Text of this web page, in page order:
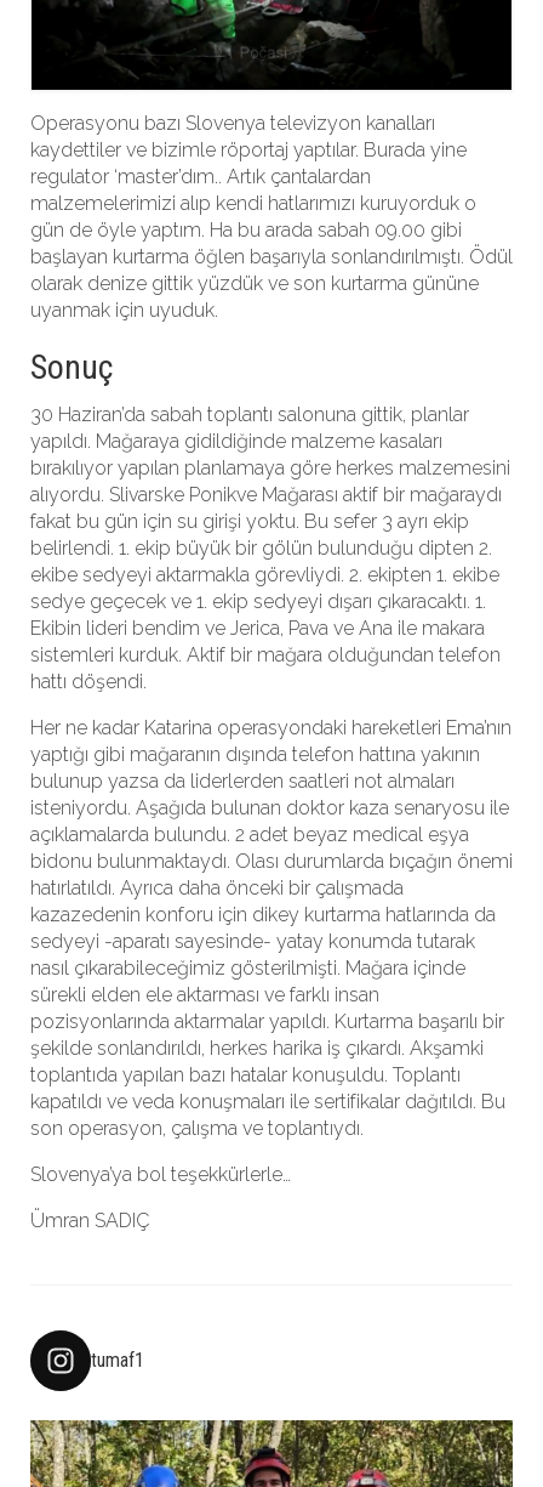
Operasyonu bazı Slovenya televizyon kanalları
kaydettiler ve bizimle röportaj yaptılar. Burada yine
regulator ‘master’dım.. Artık çantalardan
malzemelerimizi alıp kendi hatlarımızı kuruyorduk o
gün de öyle yaptım. Ha bu arada sabah 09.00 gibi
başlayan kurtarma öğlen başarıyla sonlandırılmıştı. Ödül
olarak denize gittik yüzdük ve son kurtarma gününe
uyanmak için uyuduk.
Sonuç
30 Haziran’da sabah toplantı salonuna gittik, planlar
yapıldı. Mağaraya gidildiğinde malzeme kasaları
bırakılıyor yapılan planlamaya göre herkes malzemesini
alıyordu. Slivarske Ponikve Mağarası aktif bir mağaraydı
fakat bu gün için su girişi yoktu. Bu sefer 3 ayrı ekip
belirlendi. 1. ekip büyük bir gölün bulunduğu dipten 2.
ekibe sedyeyi aktarmakla görevliydi. 2. ekipten 1. ekibe
sedye geçecek ve 1. ekip sedyeyi dışarı çıkaracaktı. 1.
Ekibin lideri bendim ve Jerica, Pava ve Ana ile makara
sistemleri kurduk. Aktif bir mağara olduğundan telefon
hattı döşendi.
Her ne kadar Katarina operasyondaki hareketleri Ema’nın
yaptığı gibi mağaranın dışında telefon hattına yakının
bulunup yazsa da liderlerden saatleri not almaları
isteniyordu. Aşağıda bulunan doktor kaza senaryosu ile
açıklamalarda bulundu. 2 adet beyaz medical eşya
bidonu bulunmaktaydı. Olası durumlarda bıçağın önemi
hatırlatıldı. Ayrıca daha önceki bir çalışmada
kazazedenin konforu için dikey kurtarma hatlarında da
sedyeyi -aparatı sayesinde- yatay konumda tutarak
nasıl çıkarabileceğimiz gösterilmişti. Mağara içinde
sürekli elden ele aktarması ve farklı insan
pozisyonlarında aktarmalar yapıldı. Kurtarma başarılı bir
şekilde sonlandırıldı, herkes harika iş çıkardı. Akşamki
toplantıda yapılan bazı hatalar konuşuldu. Toplantı
kapatıldı ve veda konuşmaları ile sertifikalar dağıtıldı. Bu
son operasyon, çalışma ve toplantıydı.
Slovenya’ya bol teşekkürlerle…
Ümran SADIÇ
tumaf1